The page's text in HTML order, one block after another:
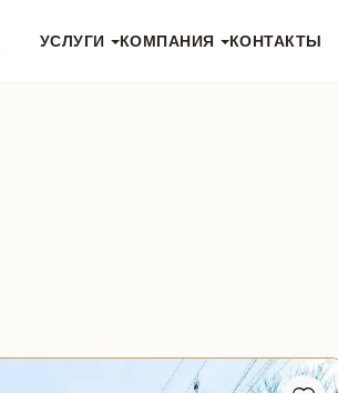
УСЛУГИ КОМПАНИЯ КОНТАКТЫ